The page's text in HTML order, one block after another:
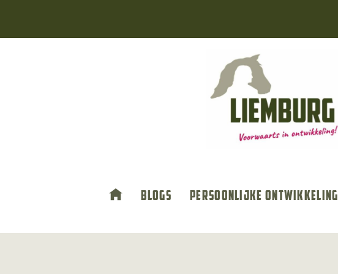
inhoud
Blogs Persoonlijke ontwikkeling